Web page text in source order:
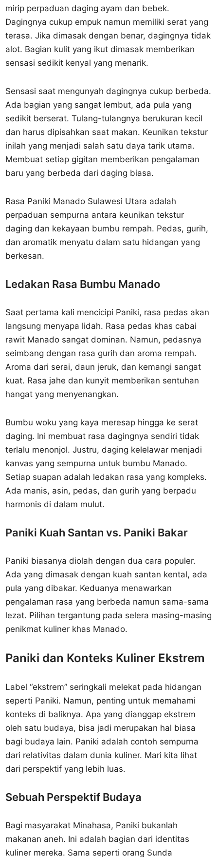
mirip perpaduan daging ayam dan bebek.
Dagingnya cukup empuk namun memiliki serat yang
terasa. Jika dimasak dengan benar, dagingnya tidak
alot. Bagian kulit yang ikut dimasak memberikan
sensasi sedikit kenyal yang menarik.
Sensasi saat mengunyah dagingnya cukup berbeda.
Ada bagian yang sangat lembut, ada pula yang
sedikit berserat. Tulang-tulangnya berukuran kecil
dan harus dipisahkan saat makan. Keunikan tekstur
inilah yang menjadi salah satu daya tarik utama.
Membuat setiap gigitan memberikan pengalaman
baru yang berbeda dari daging biasa.
Rasa Paniki Manado Sulawesi Utara adalah
perpaduan sempurna antara keunikan tekstur
daging dan kekayaan bumbu rempah. Pedas, gurih,
dan aromatik menyatu dalam satu hidangan yang
berkesan.
Ledakan Rasa Bumbu Manado
Saat pertama kali mencicipi Paniki, rasa pedas akan
langsung menyapa lidah. Rasa pedas khas cabai
rawit Manado sangat dominan. Namun, pedasnya
seimbang dengan rasa gurih dan aroma rempah.
Aroma dari serai, daun jeruk, dan kemangi sangat
kuat. Rasa jahe dan kunyit memberikan sentuhan
hangat yang menyenangkan.
Bumbu woku yang kaya meresap hingga ke serat
daging. Ini membuat rasa dagingnya sendiri tidak
terlalu menonjol. Justru, daging kelelawar menjadi
kanvas yang sempurna untuk bumbu Manado.
Setiap suapan adalah ledakan rasa yang kompleks.
Ada manis, asin, pedas, dan gurih yang berpadu
harmonis di dalam mulut.
Paniki Kuah Santan vs. Paniki Bakar
Paniki biasanya diolah dengan dua cara populer.
Ada yang dimasak dengan kuah santan kental, ada
pula yang dibakar. Keduanya menawarkan
pengalaman rasa yang berbeda namun sama-sama
lezat. Pilihan tergantung pada selera masing-masing
penikmat kuliner khas Manado.
Paniki dan Konteks Kuliner Ekstrem
Label “ekstrem” seringkali melekat pada hidangan
seperti Paniki. Namun, penting untuk memahami
konteks di baliknya. Apa yang dianggap ekstrem
oleh satu budaya, bisa jadi merupakan hal biasa
bagi budaya lain. Paniki adalah contoh sempurna
dari relativitas dalam dunia kuliner. Mari kita lihat
dari perspektif yang lebih luas.
Sebuah Perspektif Budaya
Bagi masyarakat Minahasa, Paniki bukanlah
makanan aneh. Ini adalah bagian dari identitas
kuliner mereka. Sama seperti orang Sunda